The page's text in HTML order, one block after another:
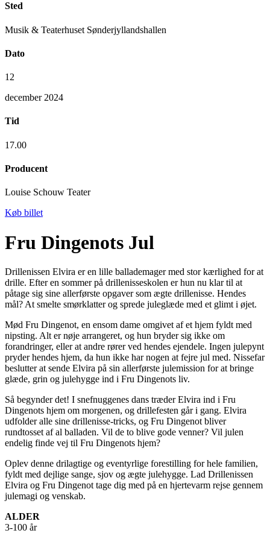
Sted
Musik & Teaterhuset Sønderjyllandshallen
Dato
12
december 2024
Tid
17.00
Producent
Louise Schouw Teater
Køb billet
Fru Dingenots Jul
Drillenissen Elvira er en lille ballademager med stor kærlighed for at
drille. Efter en sommer på drillenisseskolen er hun nu klar til at
påtage sig sine allerførste opgaver som ægte drillenisse. Hendes
mål? At smelte smørklatter og sprede juleglæde med et glimt i øjet.
Mød Fru Dingenot, en ensom dame omgivet af et hjem fyldt med
nipsting. Alt er nøje arrangeret, og hun bryder sig ikke om
forandringer, eller at andre rører ved hendes ejendele. Ingen julepynt
pryder hendes hjem, da hun ikke har nogen at fejre jul med. Nissefar
beslutter at sende Elvira på sin allerførste julemission for at bringe
glæde, grin og julehygge ind i Fru Dingenots liv.
Så begynder det! I snefnuggenes dans træder Elvira ind i Fru
Dingenots hjem om morgenen, og drillefesten går i gang. Elvira
udfolder alle sine drillenisse-tricks, og Fru Dingenot bliver
rundtosset af al balladen. Vil de to blive gode venner? Vil julen
endelig finde vej til Fru Dingenots hjem?
Oplev denne drilagtige og eventyrlige forestilling for hele familien,
fyldt med dejlige sange, sjov og ægte julehygge. Lad Drillenissen
Elvira og Fru Dingenot tage dig med på en hjertevarm rejse gennem
julemagi og venskab.
ALDER
3-100 år